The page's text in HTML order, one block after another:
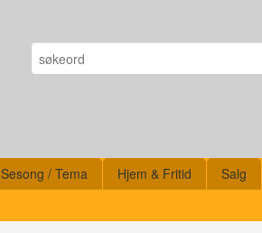
Sesong / Tema Hjem & Fritid Salg